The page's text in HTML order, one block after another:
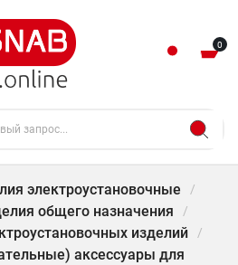
0
электроустановочные
общего назначения
изделий
аксессуары для